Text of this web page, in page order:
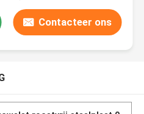
Contacteer ons